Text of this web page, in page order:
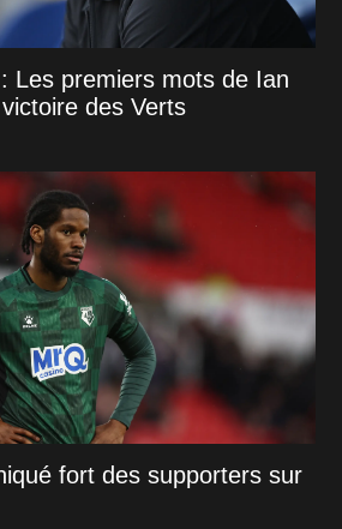
Les premiers mots de Ian
des Verts
fort des supporters sur